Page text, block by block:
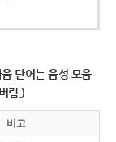
단어는 음성 모음
림.)
비고